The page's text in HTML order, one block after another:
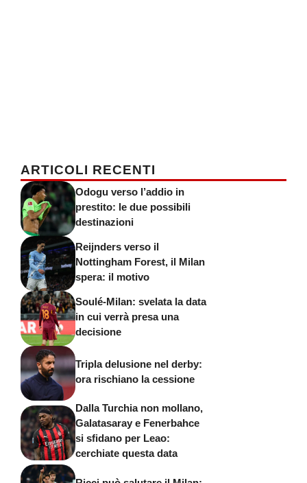
ARTICOLI RECENTI
Odogu verso l’addio in
prestito: le due possibili
destinazioni
Reijnders verso il
Nottingham Forest, il Milan
spera: il motivo
Soulé-Milan: svelata la data
in cui verrà presa una
decisione
Tripla delusione nel derby:
ora rischiano la cessione
Dalla Turchia non mollano,
Galatasaray e Fenerbahce
si sfidano per Leao:
cerchiate questa data